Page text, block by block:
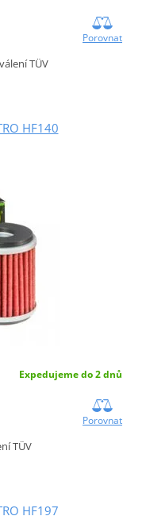
Porovnat
TÜV
HF140
Expedujeme do 2 dnů
Porovnat
TÜV
HF197